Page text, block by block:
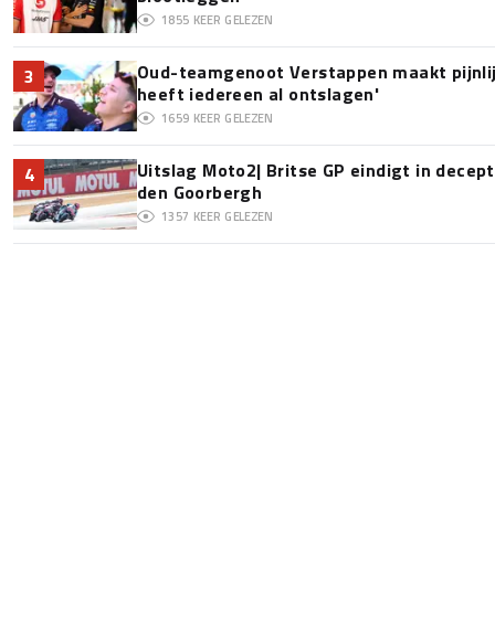
1855 KEER GELEZEN
3
Oud-teamgenoot Verstappen maakt
heeft iedereen al ontslagen'
1659 KEER GELEZEN
4
Uitslag Moto2| Britse GP eindigt in
den Goorbergh
1357 KEER GELEZEN